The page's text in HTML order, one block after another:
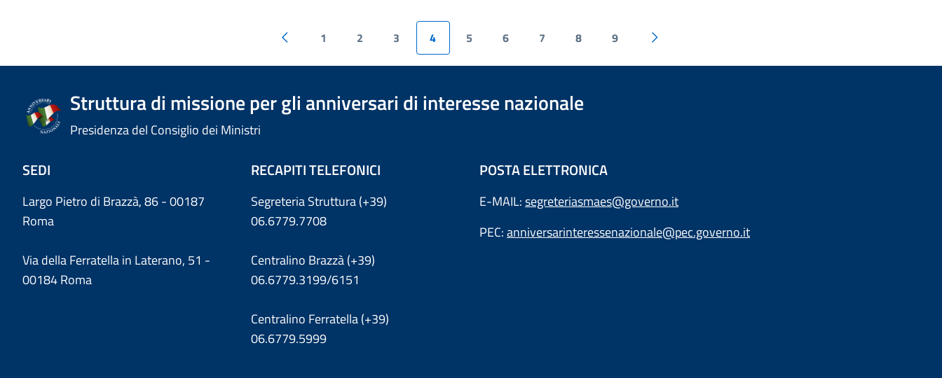
1 2 3 4 5 6 7 8 9
Struttura di missione per gli anniversari di interesse nazionale
Presidenza del Consiglio dei Ministri
SEDI
Largo Pietro di Brazzà, 86 - 00187
Roma
Via della Ferratella in Laterano, 51 -
00184 Roma
RECAPITI TELEFONICI
Segreteria Struttura (+39)
06.6779.7708
Centralino Brazzà (+39)
06.6779.3199/6151
Centralino Ferratella (+39)
06.6779.5999
POSTA ELETTRONICA
E-MAIL:segreteriasmaes@governo.it
PEC:anniversarinteressenazionale@pec.governo.it